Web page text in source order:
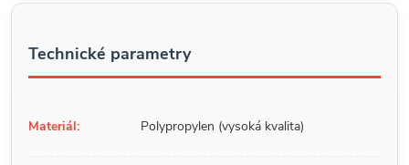
Technické parametry
Materiál: Polypropylen (vysoká kvalita)